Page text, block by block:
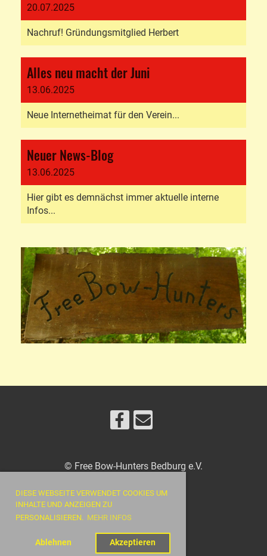
DIESE WEBSEITE VERWENDET COOKIES UM
INHALTE UND ANZEIGEN ZU
PERSONALISIEREN. MEHR INFOS
Ablehnen Akzeptieren
20.07.2025
Nachruf! Gründungsmitglied Herbert
Alles neu macht der Juni
13.06.2025
Neue Internetheimat für den Verein...
Neuer News-Blog
13.06.2025
Hier gibt es demnächst immer aktuelle interne
Infos...
© Free Bow-Hunters Bedburg e.V.
Impressum